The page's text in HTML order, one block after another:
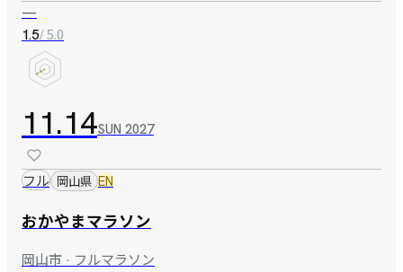
—
1.5/ 5.0
11.14SUN 2027
フル 岡山県 EN
おかやまマラソン
岡山市 · フルマラソン